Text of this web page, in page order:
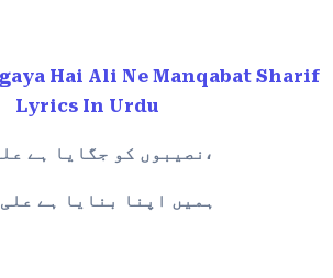
Hai Ali Ne Manqabat Sharif
Lyrics In Urdu
نصیبوں کو جگایا ہے علی ہے،
ہمیں اپنا بنایا ہے